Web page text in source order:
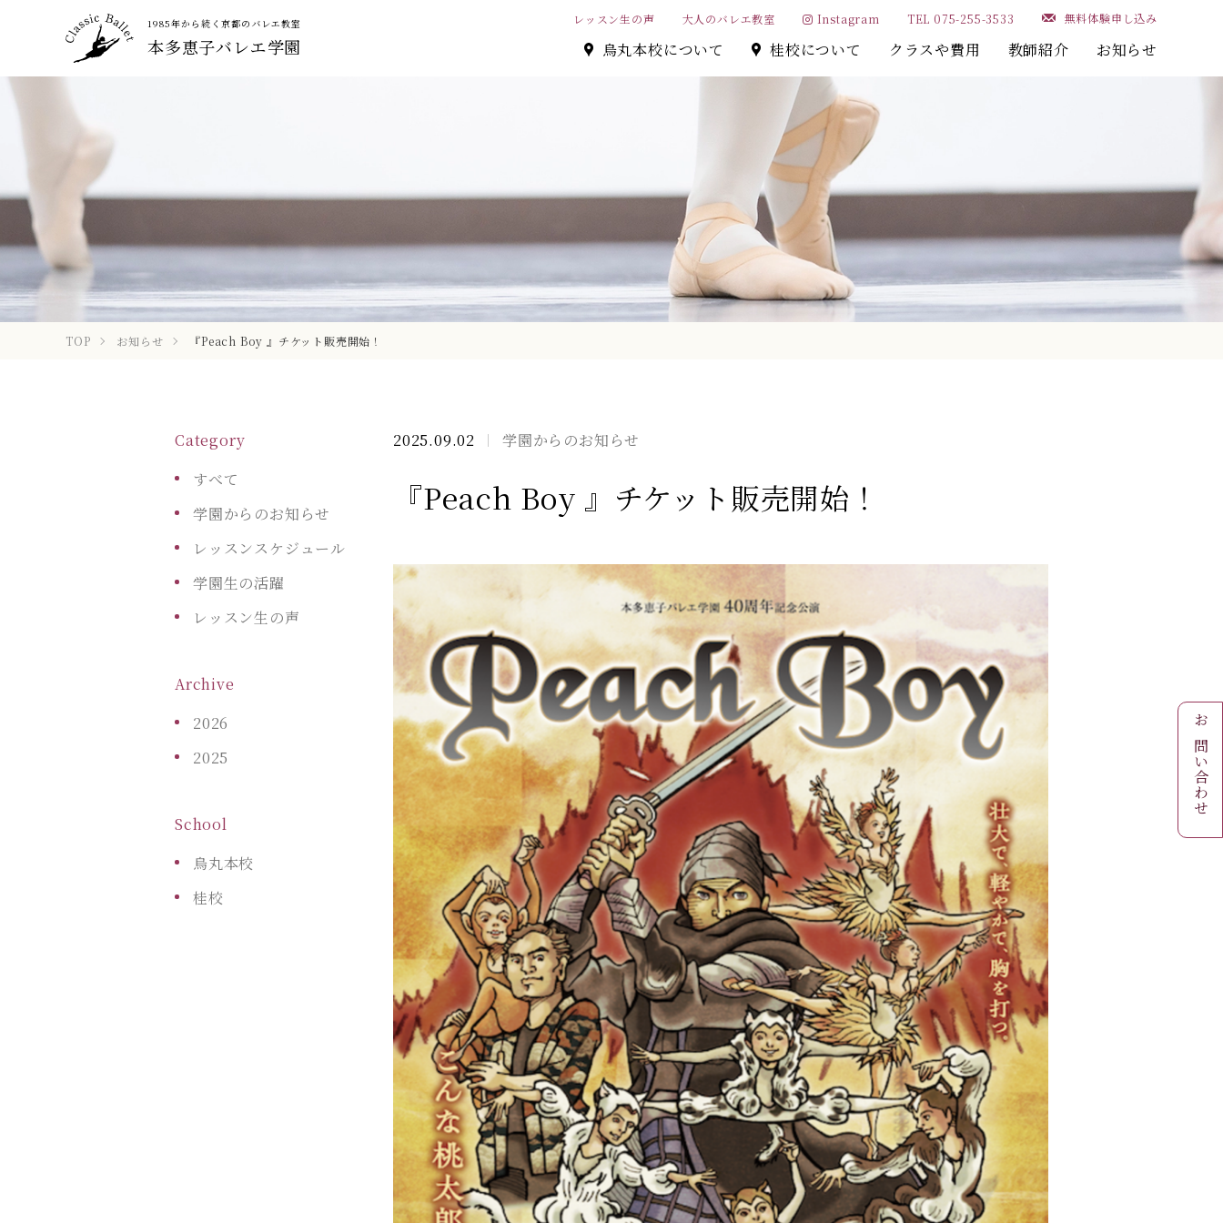
1985年から続く京都のバレエ教室
本多恵子バレエ学園 烏丸本校について 桂校について クラスや費用 教師紹介 お知らせ
レッスン生の声 大人のバレエ教室 Instagram TEL 075-255-3533 無料体験申し込み
TOP お知らせ 『Peach Boy 』チケット販売開始！
2025.09.02 学園からのお知らせ
『Peach Boy 』チケット販売開始！
Category
すべて
学園からのお知らせ
レッスンスケジュール
学園生の活躍
レッスン生の声
Archive
2026
2025
School
烏丸本校
桂校
お問い合わせ